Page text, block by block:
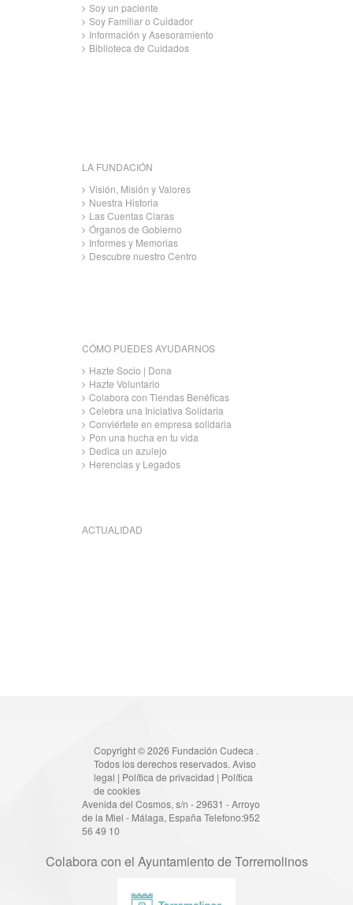
Soy un paciente
Soy Familiar o Cuidador
Información y Asesoramiento
Biblioteca de Cuidados
LA FUNDACIÓN
Visión, Misión y Valores
Nuestra Historia
Las Cuentas Claras
Órganos de Gobierno
Informes y Memorias
Descubre nuestro Centro
CÓMO PUEDES AYUDARNOS
Hazte Socio | Dona
Hazte Voluntario
Colabora con Tiendas Benéficas
Celebra una Iniciativa Solidaria
Conviértete en empresa solidaria
Pon una hucha en tu vida
Dedica un azulejo
Herencias y Legados
ACTUALIDAD
Copyright © 2026 Fundación Cudeca .
Todos los derechos reservados. Aviso
legal | Política de privacidad | Política
de cookies
Avenida del Cosmos, s/n - 29631 - Arroyo
de la Miel - Málaga, España Telefono:952
56 49 10
Colabora con el Ayuntamiento de Torremolinos